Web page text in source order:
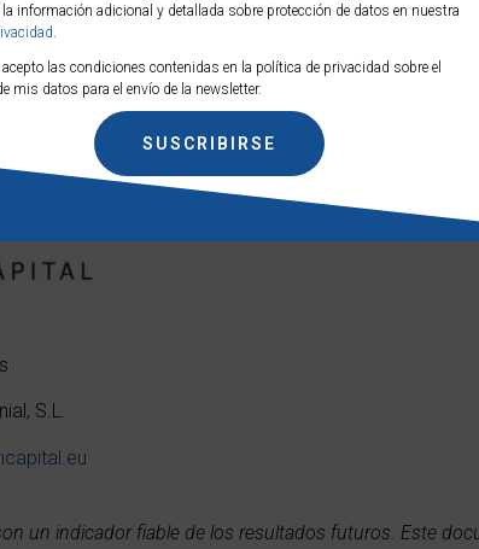
gestión-patrimonial
contact
S.L.
un indicador fiable de los resultados futuros. Este
información adicional y detallada sobre protección de datos en nuestra
.
acepto las condiciones contenidas en la política de privacidad sobre el
mis datos para el envío de la newsletter.
SUSCRIBIRSE